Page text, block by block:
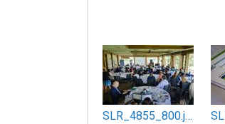
SLR_4855_800.jpg